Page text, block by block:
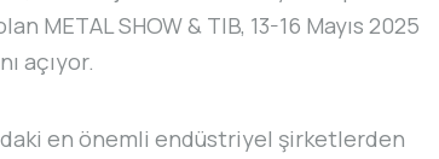
METAL SHOW & TIB, 13-16 Mayıs 2025
açıyor.
en önemli endüstriyel şirketlerden